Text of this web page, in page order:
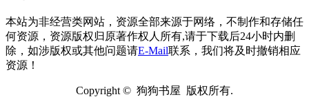
本站为非经营类网站，资源全部来源于网络，不制作和存储任
何资源，资源版权归原著作权人所有,请于下载后24小时内删
除，如涉版权或其他问题请E-Mail联系，我们将及时撤销相应
资源！
Copyright © 狗狗书屋 版权所有.